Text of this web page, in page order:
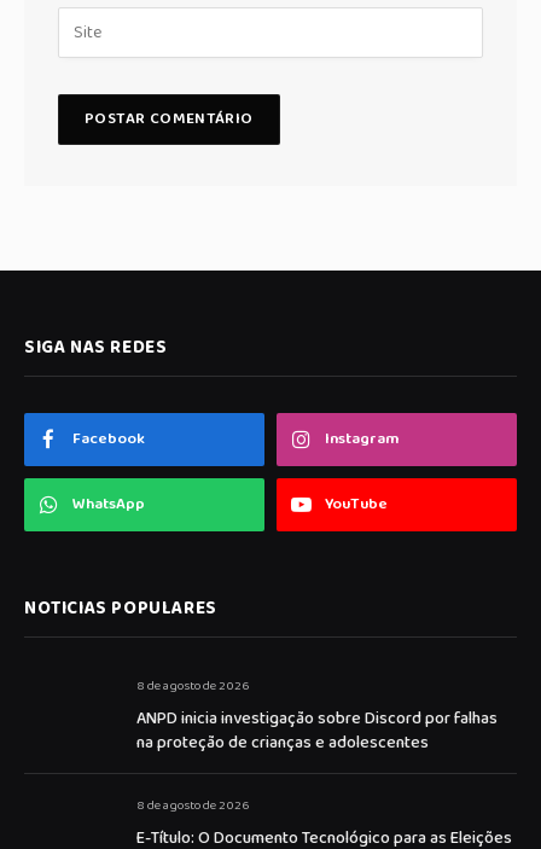
SIGA NAS REDES
Facebook Instagram
WhatsApp YouTube
NOTICIAS POPULARES
8 de agosto de 2026
ANPD inicia investigação sobre Discord por falhas
na proteção de crianças e adolescentes
8 de agosto de 2026
E-Título: O Documento Tecnológico para as Eleições